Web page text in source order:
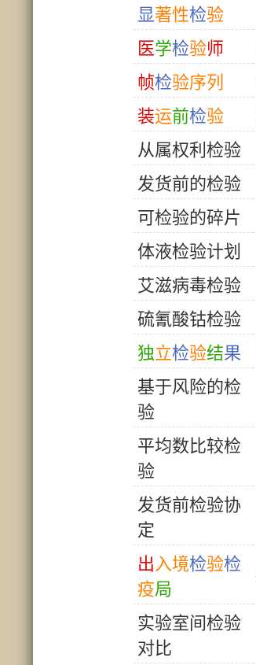
显著性检验
医学检验师
帧检验序列
装运前检验
从属权利 检验
发货前的检验
可检验的碎片
体液检验计划
艾滋病毒检验
硫氰酸钴检验
独立检验结果
基于风险的检
验
平均数 比较检
验
发货前检验协
定
出入境检验检
疫局
实验室间检验
对 比